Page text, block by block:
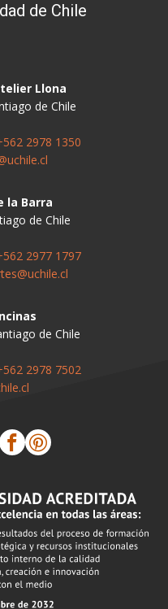
de Chile
Llona
de Chile
2978 1350
la Barra
de Chile
2977 1797
de Chile
2978 7502